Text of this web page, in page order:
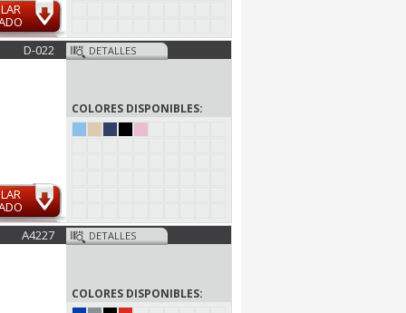
D-022 DETALLES
COLORES DISPONIBLES:
A4227 DETALLES
COLORES DISPONIBLES: